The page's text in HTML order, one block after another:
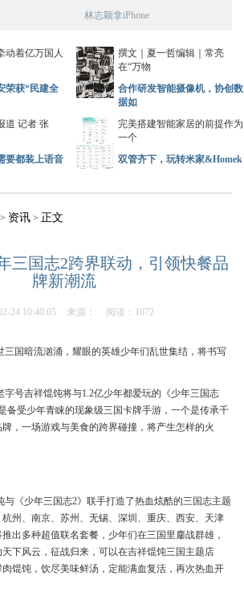
林志颖拿iPhone
动着亿万国人
荣获“民建全
撰文｜夏一哲编辑｜常亮
在“万物
合作研发智能摄像机，协创数
据如
道 记者 张
要都装上语音
完美搭建智能家居的前提作为
一个
双管齐下，玩转米家&Homek
> 资讯 > 正文
三国志2跨界联动，引领快餐品
牌新潮流
24 10:40:05 来源： 阅读：1072
三国暗流汹涌 ， 耀眼的英雄少年们乱世集结，将书写
字号吉祥馄饨将与1.2亿少年都爱玩的《少年三国志
备受少年青睐的现象级三国卡牌手游，一个是传承千
，一场游戏与美食的跨界碰撞，将产生怎样的火
《少年三国志2》联手打造了热血炫酷的三国志主题
州、南京、苏州、无锡、深圳、重庆、西安、天津
出多种超值联名套餐，少年们在三国里鏖战群雄，
下风云，征战归来，可以在吉祥馄饨三国主题店
馄饨，饮尽美味鲜汤，定能满血复活，再次热血开